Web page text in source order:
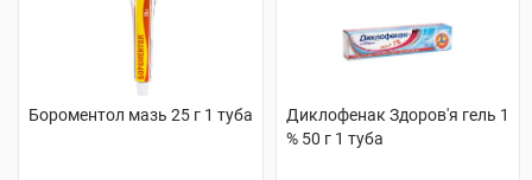
Бороментол мазь 25 г 1 туба
Диклофенак Здоров'я гель 1
% 50 г 1 туба